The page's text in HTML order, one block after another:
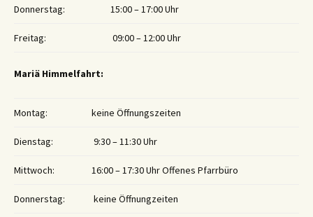
Donnerstag: 15:00 – 17:00 Uhr
Freitag: 09:00 – 12:00 Uhr
Mariä Himmelfahrt:
Montag: keine Öffnungszeiten
Dienstag: 9:30 – 11:30 Uhr
Mittwoch: 16:00 – 17:30 Uhr Offenes Pfarrbüro
Donnerstag: keine Öffnungzeiten